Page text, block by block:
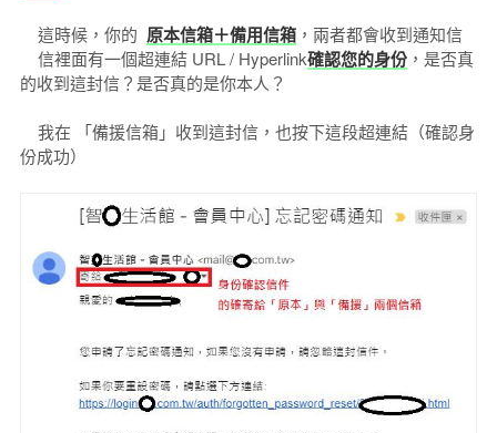
這時候，你的 原本信箱＋備用信箱，兩者都會收到通知信
信裡面有一個超連結 URL / Hyperlink確認您的身份，是否真
的收到這封信？是否真的是你本人？
我在 「備援信箱」收到這封信，也按下這段超連結（確認身
份成功）